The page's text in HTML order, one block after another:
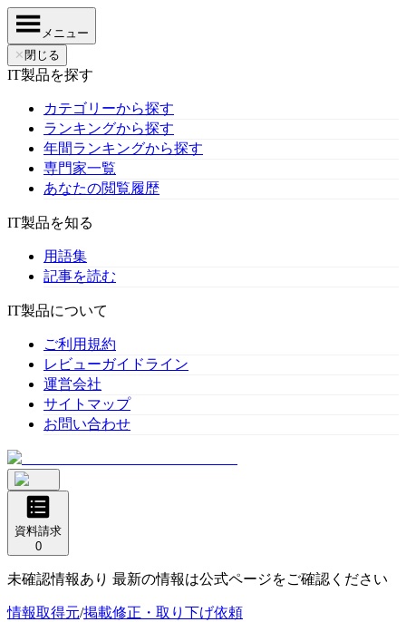
メニュー
✕ 閉じる
IT製品を探す
カテゴリーから探す
ランキングから探す
年間ランキングから探す
専門家一覧
あなたの閲覧履歴
IT製品を知る
用語集
記事を読む
IT製品について
ご利用規約
レビューガイドライン
運営会社
サイトマップ
お問い合わせ
資料請求
0
未確認情報あり 最新の情報は公式ページをご確認ください
情報取得元/掲載修正・取り下げ依頼